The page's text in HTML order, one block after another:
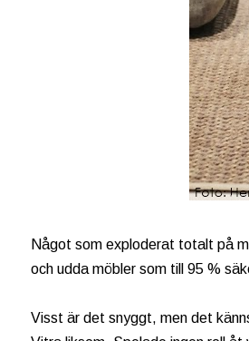
Något som exploderat totalt på
och udda möbler som till 95 %
Visst är det snyggt, men det